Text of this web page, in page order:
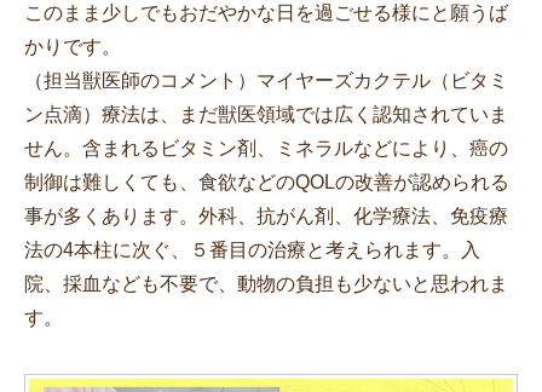
このまま少しでもおだやかな日を過ごせる様にと願うば
かりです。
（担当獣医師のコメント）マイヤーズカクテル（ビタミ
ン点滴）療法は、まだ獣医領域では広く認知されていま
せん。含まれるビタミン剤、ミネラルなどにより、癌の
制御は難しくても、食欲などのQOLの改善が認められる
事が多くあります。外科、抗がん剤、化学療法、免疫療
法の4本柱に次ぐ、５番目の治療と考えられます。入
院、採血なども不要で、動物の負担も少ないと思われま
す。